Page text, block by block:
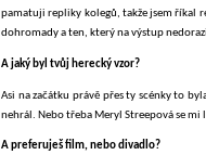
pamatuji repliky kolegů, takže jsem říkal
dohromady a ten, který na výstup
A jaký byl tvůj herecký vzor?
Asi na začátku právě přes ty scénky to
nehrál. Nebo třeba Meryl Streepová se
A preferuješ film, nebo divadlo?